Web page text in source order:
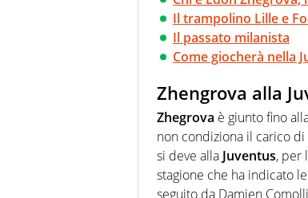
Il trampolino Lille e
Il passato milanista
Come giocherà nella
Zhengrova alla
Zhegrova è giunto fino
non condiziona il carico di
si deve alla Juventus, per
stagione che ha indicato
seguito da Damien